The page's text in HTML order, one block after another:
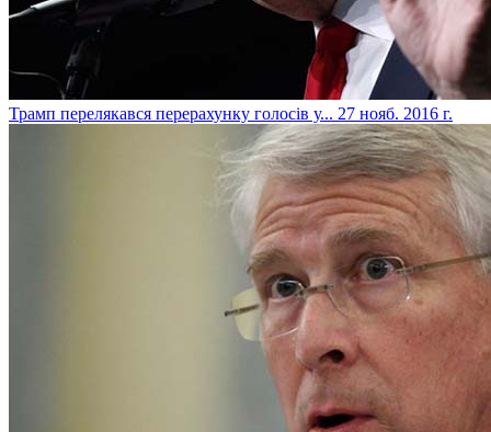
​Трамп перелякався перерахунку голосів у... 27 нояб. 2016 г.